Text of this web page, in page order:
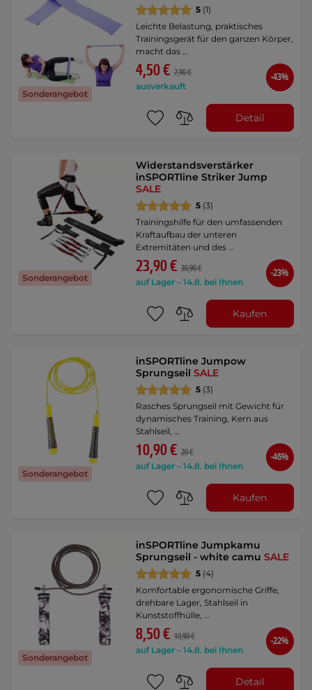
Sonderangebot
5 (1)
Leichte Belastung, praktisches
Trainingsgerät für den ganzen Körper,
macht das …
4,50 € 7,90 €
ausverkauft
-43%
Detail
Sonderangebot
Widerstandsverstärker
inSPORTline Striker Jump
SALE
5 (3)
Trainingshilfe für den umfassenden
Kraftaufbau der unteren
Extremitäten und des …
23,90 € 30,90 €
auf Lager – 14.8. bei Ihnen
-23%
Kaufen
Sonderangebot
inSPORTline Jumpow
SprungseilSALE
5 (3)
Rasches Sprungseil mit Gewicht für
dynamisches Training, Kern aus
Stahlseil, …
10,90 € 20 €
auf Lager – 14.8. bei Ihnen
-46%
Kaufen
Sonderangebot
inSPORTline Jumpkamu
Sprungseil - white camuSALE
5 (4)
Komfortable ergonomische Griffe,
drehbare Lager, Stahlseil in
Kunststoffhülle, …
8,50 € 10,90 €
auf Lager – 14.8. bei Ihnen
-22%
Detail